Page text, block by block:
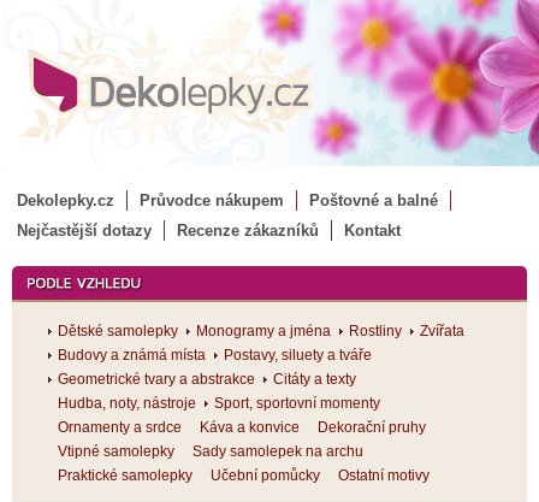
Dekolepky.cz Průvodce nákupem
Poštovné a balné
Nejčastější dotazy
Recenze zákazníků Kontakt
Dětské samolepky Monogramy a jména Rostliny
Zvířata
Budovy a známá místa
Postavy, siluety a tváře
Geometrické tvary a abstrakce
Citáty a texty
Hudba, noty, nástroje
Sport, sportovní momenty
Ornamenty a srdce
Káva a konvice
Dekorační pruhy
Vtipné samolepky
Sady samolepek na archu
Praktické samolepky
Učební pomůcky Ostatní motivy